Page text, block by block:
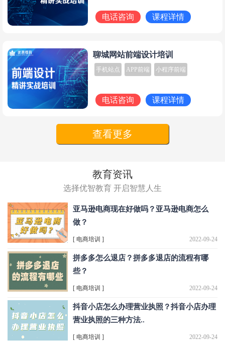
电话咨询 课程详情
聊城网站前端设计培训
手机站点 APP前端 小程序前端
电话咨询 课程详情
查看更多
教育资讯
选择优智教育 开启智慧人生
亚马逊电商现在好做吗？亚马逊电商怎么
做？
2022-09-24
[ 电商培训 ]
拼多多怎么退店？拼多多退店的流程有哪
些？
2022-09-24
[ 电商培训 ]
抖音小店怎么办理营业执照？抖音小店办理
营业执照的三种方法..
2022-09-24
[ 电商培训 ]